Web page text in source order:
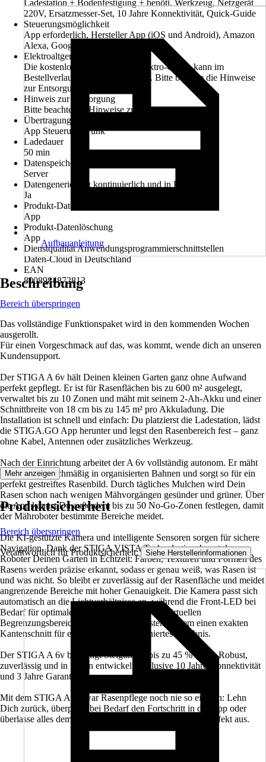
Ladestation + Bodenfestigung + benöti. Werkzeug, Netzgerät
220V, Ersatzmesser-Set, 10 Jahre Konnektivität, Quick-Guide
Steuerungsmöglichkeit
App erforderlich, Hersteller App (iOS und Android), Amazon
Alexa, Google Home
Elektroaltgerät-Rücknahme
Die kostenlose Rückgabe des Elektro-Geräts kann im
Bestellverlauf ausgewählt werden. Bitte beachte die Hinweise
zur Entsorgung.
Hinweis zur Entsorgung
Bitte beachte die Hinweise zur Entsorgung
Übertragung
App Steuerung, Funk
Ladedauer
50 min
Datenspeicherung
Server
Datengenerierung kontinuierlich und in Echtzeit
Ja
Produkt-Datenzugriff
App
Produkt-Datenlöschung
App
Dienstqualität Anwendungsprogrammierschnittstellen
Daten-Cloud in Deutschland
EAN
8008984872813
Aufbauanleitung
Beschreibung
Bereich überspringen
Das vollständige Funktionspaket wird in den kommenden Wochen
ausgerollt.
Für einen Vorgeschmack auf das, was kommt, wende dich an unseren
Kundensupport.
Der STIGA A 6v hält Deinen kleinen Garten ganz ohne Aufwand
perfekt gepflegt. Er ist für Rasenflächen bis zu 600 m² ausgelegt,
verwaltet bis zu 10 Zonen und mäht mit seinem 2-Ah-Akku und einer
Schnittbreite von 18 cm bis zu 145 m² pro Akkuladung. Die
Installation ist schnell und einfach: Du platzierst die Ladestation, lädst
die STIGA.GO App herunter und legst den Rasenbereich fest – ganz
ohne Kabel, Antennen oder zusätzliches Werkzeug.
Nach der Einrichtung arbeitet der A 6v vollständig autonom. Er mäht
sauber und gleichmäßig in organisierten Bahnen und sorgt so für ein
perfekt gestreiftes Rasenbild. Durch tägliches Mulchen wird Dein
Rasen schon nach wenigen Mähvorgängen gesünder und grüner. Über
die App kannst Du außerdem bis zu 50 No-Go-Zonen festlegen, damit
der Mähroboter bestimmte Bereiche meidet.
Die KI-gestützte Kamera und intelligente Sensoren sorgen für sichere
Navigation. Dank der STIGA VISTA Technologie erkennt der
Roboter Deinen Garten in Echtzeit: Farben, Texturen und Formen des
Rasens werden präzise erkannt, sodass er genau weiß, was Rasen ist
und was nicht. So bleibt er zuverlässig auf der Rasenfläche und meidet
angrenzende Bereiche mit hoher Genauigkeit. Die Kamera passt sich
automatisch an die Lichtverhältnisse an, während die Front-LED bei
Bedarf für optimale Sicht sorgt. Entlang des virtuellen
Begrenzungsbereichs ermöglicht das System zudem einen exakten
Kantenschnitt für ein sauberes, klar definiertes Ergebnis.
Der STIGA A 6v bewältigt Steigungen bis zu 45 % (24°). Robust,
zuverlässig und in Italien entwickelt. Inklusive 10 Jahre Konnektivität
und 3 Jahre Garantie.
Mit dem STIGA A 6v war Rasenpflege noch nie so einfach: Lehn
Dich zurück, überprüfe bei Bedarf den Fortschritt in der App oder
überlasse alles dem Roboter – Dein Rasen sieht immer perfekt aus.
Mehr anzeigen
Produktsicherheit
Bereich überspringen
Verantwortlich für Produktsicherheit: Siehe Herstellerinformationen .